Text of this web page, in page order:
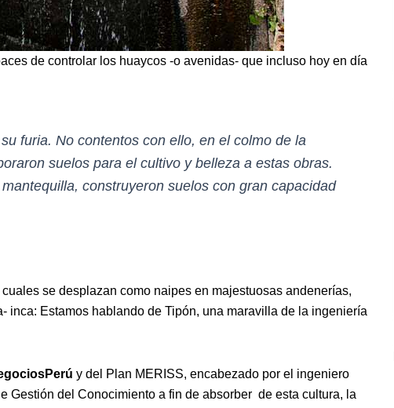
de controlar los huaycos -o avenidas- que incluso hoy en día
furia. No contentos con ello, en el colmo de la
suelos para el cultivo y belleza a estas obras.
construyeron suelos con gran capacidad
se desplazan como naipes en majestuosas andenerías,
inca: Estamos hablando de Tipón, una maravilla de la ingeniería
y del Plan MERISS, encabezado por el ingeniero
Gestión del Conocimiento a fin de absorber de esta cultura, la